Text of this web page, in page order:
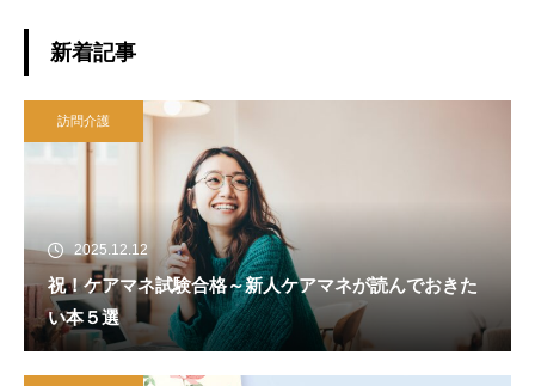
新着記事
訪問介護
2025.12.12
祝！ケアマネ試験合格～新人ケアマネが読んでおきた
い本５選